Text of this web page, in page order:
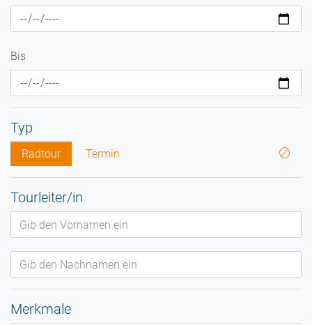
Bis
Typ
Radtour Termin
Tourleiter/in
Merkmale